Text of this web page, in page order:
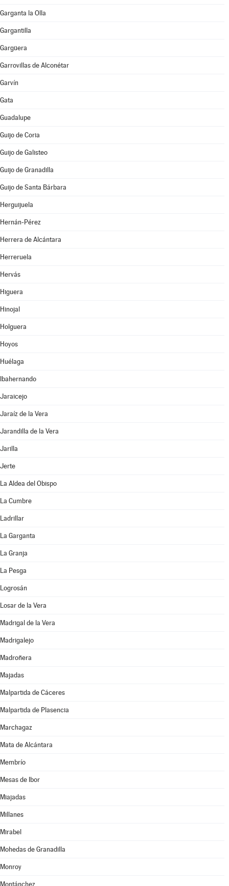
Garganta la Olla
Gargantilla
Gargüera
Garrovillas de Alconétar
Garvín
Gata
Guadalupe
Guijo de Coria
Guijo de Galisteo
Guijo de Granadilla
Guijo de Santa Bárbara
Herguijuela
Hernán-Pérez
Herrera de Alcántara
Herreruela
Hervás
Higuera
Hinojal
Holguera
Hoyos
Huélaga
Ibahernando
Jaraicejo
Jaraíz de la Vera
Jarandilla de la Vera
Jarilla
Jerte
La Aldea del Obispo
La Cumbre
Ladrillar
La Garganta
La Granja
La Pesga
Logrosán
Losar de la Vera
Madrigal de la Vera
Madrigalejo
Madroñera
Majadas
Malpartida de Cáceres
Malpartida de Plasencia
Marchagaz
Mata de Alcántara
Membrío
Mesas de Ibor
Miajadas
Millanes
Mirabel
Mohedas de Granadilla
Monroy
Montánchez